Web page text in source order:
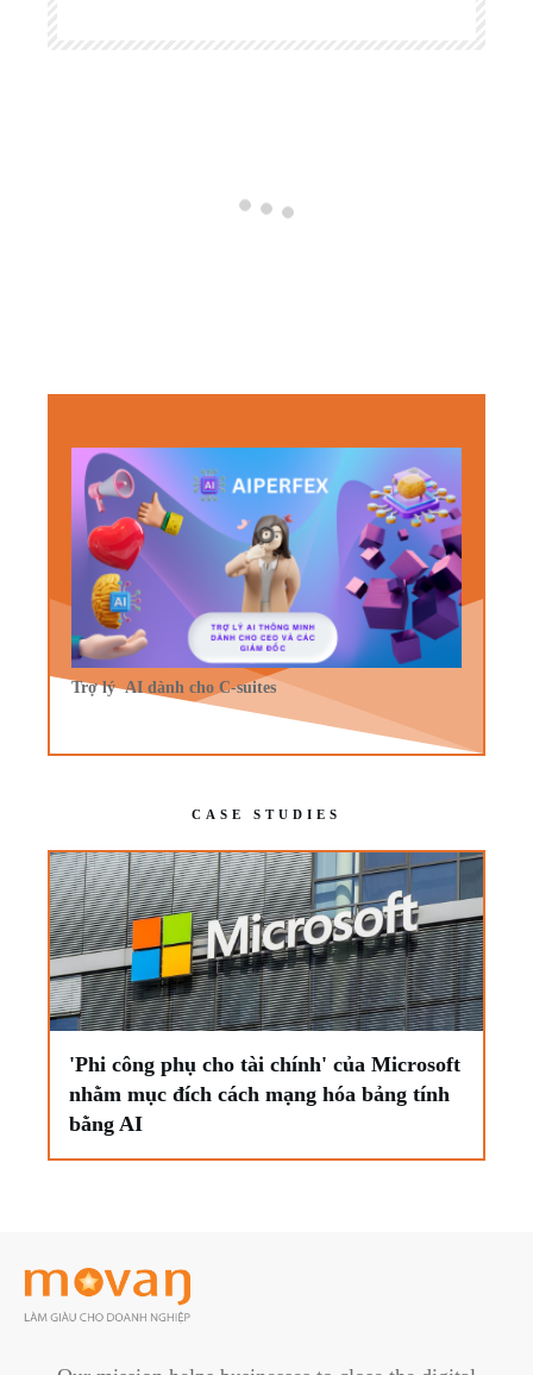
Trợ lý AI dành cho C-suites
CASE STUDIES
'Phi công phụ cho tài chính' của Microsoft
nhằm mục đích cách mạng hóa bảng tính
bằng AI